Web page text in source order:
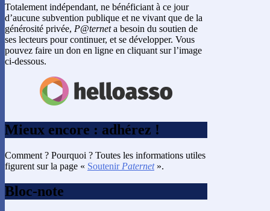
Totalement indépendant, ne bénéficiant à ce jour
d’aucune subvention publique et ne vivant que de la
générosité privée, P@terneta besoin du soutien de
ses lecteurs pour continuer, et se développer. Vous
pouvez faire un don en ligne en cliquant sur l’image
ci-dessous.
Mieux encore : adhérez !
Comment ? Pourquoi ? Toutes les informations utiles
figurent sur la page « Soutenir Paternet».
Bloc-note